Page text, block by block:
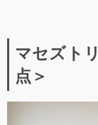
マセズト
点＞